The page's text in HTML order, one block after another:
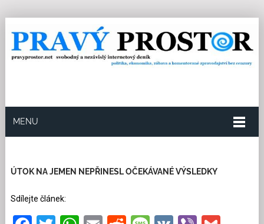
MENU
ÚTOK NA JEMEN NEPŘINESL OČEKÁVANÉ VÝSLEDKY
Sdílejte článek: